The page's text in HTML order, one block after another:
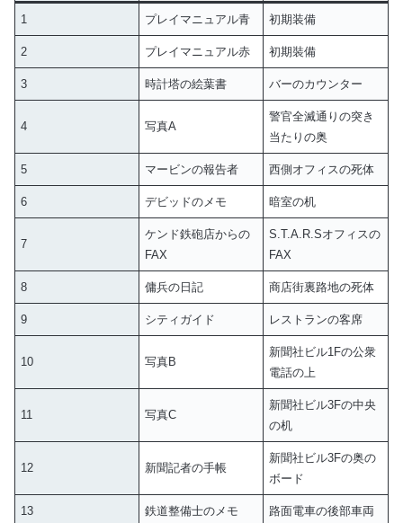
1 プレイマニュアル青 初期装備
2 プレイマニュアル赤 初期裝備
3 時計塔の絵葉書 バーのカウンター
4 写真A
警官全滅通りの突き
当たりの奥
5 マービンの報告者 西側オフィスの死体
6 デビッドのメモ 暗室の机
7
ケンド鉄砲店からの
FAX
S.T.A.R.Sオフィスの
FAX
8 傭兵の日記 商店街裏路地の死体
9 シティガイド レストランの客席
10 写真B
新聞社ビル1Fの公衆
電話の上
11 写真C
新聞社ビル3Fの中央
の机
12 新聞記者の手帳
新聞社ビル3Fの奥の
ボード
13 鉄道整備士のメモ 路面電車の後部車両